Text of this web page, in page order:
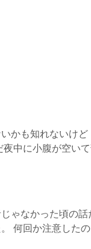
かも知れないけ
中に小腹が空い
ゃなかった頃の
何回か注意した